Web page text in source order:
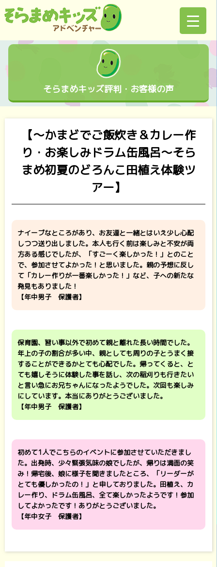
そらまめキッズ評判・お客様の声
【～かまどでご飯炊き＆カレー作
り・お楽しみドラム缶風呂～そら
まめ初夏のどろんこ田植え体験ツ
アー】
ナイーブなところがあり、お友達と一緒とはいえ少し心配
しつつ送り出しました。本人も行く前は楽しみと不安が両
方ある感じでしたが、「すごーく楽しかった！」とのこと
で、参加させてよかった！と思いました。親の予想に反し
て「カレー作りが一番楽しかった！」など、子への新たな
発見もありました！
【年中男子 保護者】
保育園、習い事以外で初めて親と離れた長い時間でした。
年上の子の割合が多い中、親としても周りの子とうまく接
することができるかとても心配でした。帰ってくると、と
ても嬉しそうに体験した事を話し、次の稲刈りも行きたい
と言い急にお兄ちゃんになったようでした。次回も楽しみ
にしています。本当にありがとうございました。
【年中男子 保護者】
初めて1人でこちらのイベントに参加させていただきまし
た。出発時、少々緊張気味の娘でしたが、帰りは満面の笑
み！帰宅後、娘に様子を聞きましたところ、「リーダーが
とても優しかったの！」と申しておりました。田植え、カ
レー作り、ドラム缶風呂、全て楽しかったようです！参加
してよかったです！ありがとうございました。
【年中女子 保護者】